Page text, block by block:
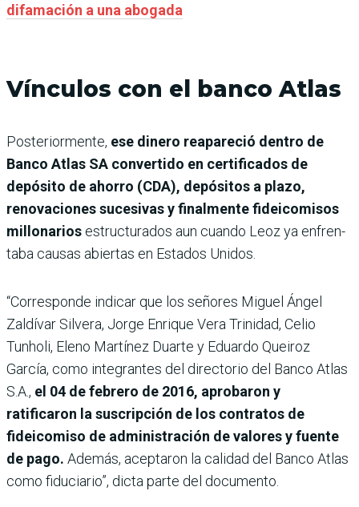
difamación a una abogada
Vínculos con el banco Atlas
Posteriormente, ese dinero reapareció dentro de
Banco Atlas SA convertido en certificados de
depósito de ahorro (CDA), depósitos a plazo,
renovaciones sucesi­vas y finalmente fideicomisos
millonarios estructurados aun cuando Leoz ya enfren­
taba causas abiertas en Esta­dos Unidos.
“Corresponde indicar que los señores Miguel Ángel
Zaldívar Silvera, Jorge Enrique Vera Trinidad, Celio
Tunholi, Eleno Martínez Duarte y Eduardo Queiroz
García, como integrantes del directorio del Banco Atlas
S.A., el 04 de febrero de 2016, aprobaron y
ratificaron la suscripción de los contratos de
fideicomiso de administración de valores y fuente
de pago. Además, aceptaron la calidad del Banco Atlas
como fiduciario”, dicta parte del documento.